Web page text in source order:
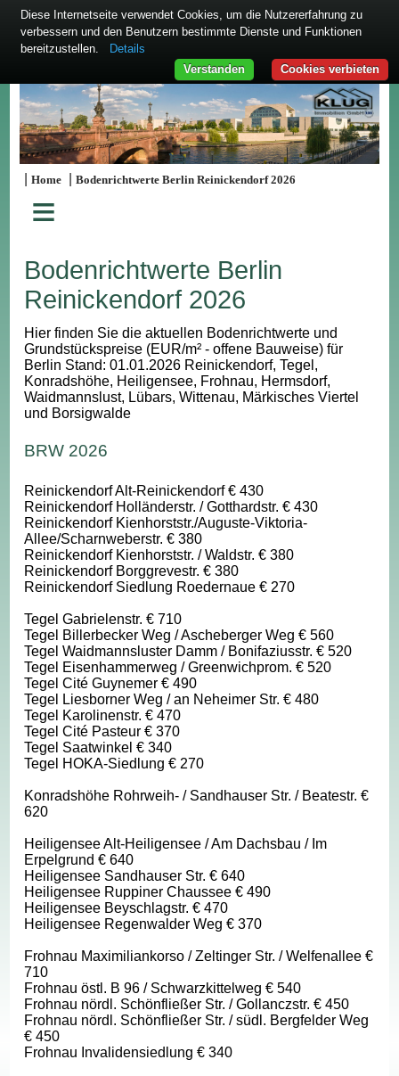
|Home |Bodenrichtwerte Berlin Reinickendorf 2026
≡
Bodenrichtwerte Berlin
Reinickendorf 2026
Hier finden Sie die aktuellen Bodenrichtwerte und
Grundstückspreise (EUR/m² - offene Bauweise) für
Berlin Stand: 01.01.2026 Reinickendorf, Tegel,
Konradshöhe, Heiligensee, Frohnau, Hermsdorf,
Waidmannslust, Lübars, Wittenau, Märkisches Viertel
und Borsigwalde
BRW 2026
Reinickendorf Alt-Reinickendorf € 430
Reinickendorf Holländerstr. / Gotthardstr. € 430
Reinickendorf Kienhorststr./Auguste-Viktoria-
Allee/Scharnweberstr. € 380
Reinickendorf Kienhorststr. / Waldstr. € 380
Reinickendorf Borggrevestr. € 380
Reinickendorf Siedlung Roedernaue € 270
Tegel Gabrielenstr. € 710
Tegel Billerbecker Weg / Ascheberger Weg € 560
Tegel Waidmannsluster Damm / Bonifaziusstr. € 520
Tegel Eisenhammerweg / Greenwichprom. € 520
Tegel Cité Guynemer € 490
Tegel Liesborner Weg / an Neheimer Str. € 480
Tegel Karolinenstr. € 470
Tegel Cité Pasteur € 370
Tegel Saatwinkel € 340
Tegel HOKA-Siedlung € 270
Konradshöhe Rohrweih- / Sandhauser Str. / Beatestr. €
620
Heiligensee Alt-Heiligensee / Am Dachsbau / Im
Erpelgrund € 640
Heiligensee Sandhauser Str. € 640
Heiligensee Ruppiner Chaussee € 490
Heiligensee Beyschlagstr. € 470
Heiligensee Regenwalder Weg € 370
Frohnau Maximiliankorso / Zeltinger Str. / Welfenallee €
710
Frohnau östl. B 96 / Schwarzkittelweg € 540
Frohnau nördl. Schönfließer Str. / Gollanczstr. € 450
Frohnau nördl. Schönfließer Str. / südl. Bergfelder Weg
€ 450
Frohnau Invalidensiedlung € 340
Diese Internetseite verwendet Cookies, um die Nutzererfahrung zu
verbessern und den Benutzern bestimmte Dienste und Funktionen
bereitzustellen.
Details
Cookies verbieten
Verstanden